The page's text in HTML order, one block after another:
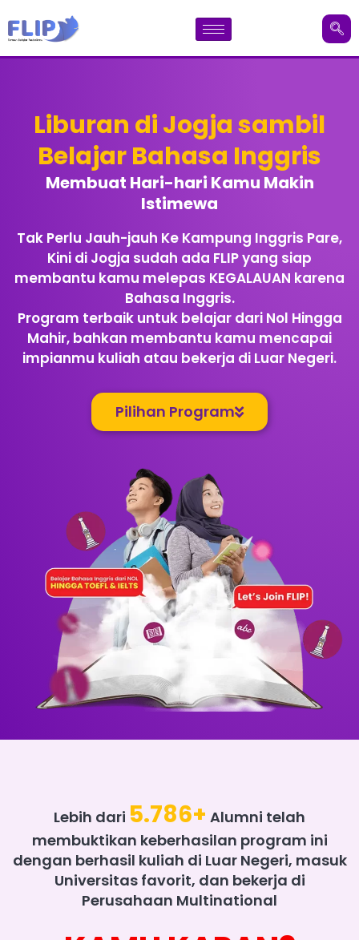
Liburan di Jogja sambil
Belajar Bahasa Inggris
Membuat Hari-hari Kamu Makin
Istimewa
Tak Perlu Jauh-jauh Ke Kampung Inggris Pare,
Kini di Jogja sudah ada FLIP yang siap
membantu kamu melepas KEGALAUAN karena
Bahasa Inggris.
Program terbaik untuk belajar dari Nol Hingga
Mahir, bahkan membantu kamu mencapai
impianmu kuliah atau bekerja di Luar Negeri.
Pilihan Program
Lebih dari 5.786+ Alumni telah
membuktikan keberhasilan program ini
dengan berhasil kuliah di Luar Negeri, masuk
Universitas favorit, dan bekerja di
Perusahaan Multinational